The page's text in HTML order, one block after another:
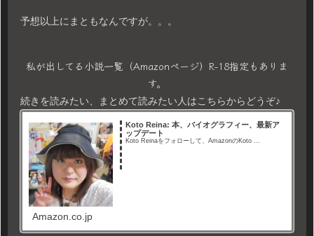
予想以上にまともなんですが。。。
私が出してる小説一覧（Amazonページ）R-18指定もありま
す。
続きを読みたい、まとめて読みたい人はこちらからどうぞ♪
Koto Reina: 本、バイオグラフィー、最新ア
ップデート
Koto Reinaをフォローして、AmazonのKoto ...
Amazon.co.jp